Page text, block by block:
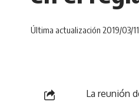
Última actualización 2019/03/
La reunión